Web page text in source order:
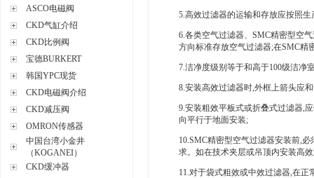
ASCO电磁阀
CKD气缸介绍
CKD比例阀
宝德BURKERT
韩国YPC现货
CKD电磁阀介绍
CKD减压阀
OMRON传感器
中国台湾小金井
（KOGANEI）
CKD缓冲器
5.高效过滤器的运输和存放应按照
6.各类空气过滤器、SMC精密型空
方向标准存放空气过滤器;在SMC精
7.洁净度级别等于和高于100级洁净
8.安装高效过滤器时,外框上箭头应
9.安装粗效平板式或折叠式过滤器,
向平行于地面安装;
10.SMC精密型空气过滤器安装前,
求。如在技术夹层或吊顶内安装高
11.对于袋式粗效或中效过滤器,在